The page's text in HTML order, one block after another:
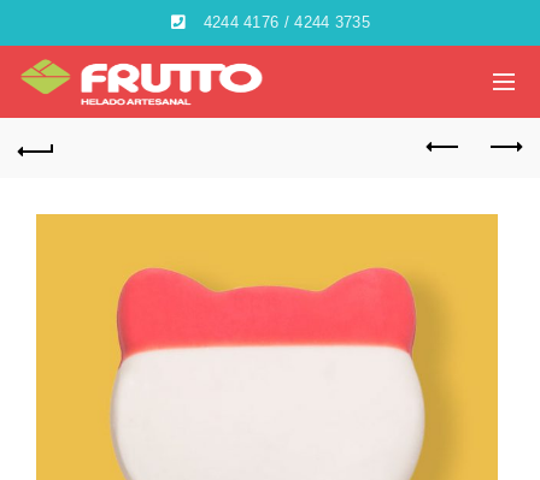
4244 4176 / 4244 3735